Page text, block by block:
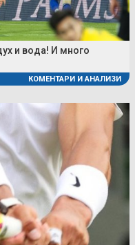
и вода! И много
КОМЕНТАРИ И АНАЛИЗИ